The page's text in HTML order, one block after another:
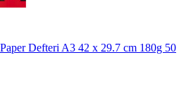
Defteri A3 42 x 29.7 cm 180g 50